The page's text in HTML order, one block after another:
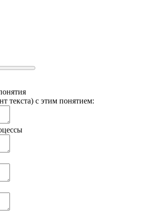
текста) с этим понятием: